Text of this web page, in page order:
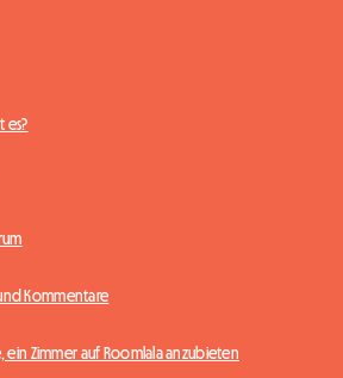
es?
Kommentare
ein Zimmer auf Roomlala anzubieten